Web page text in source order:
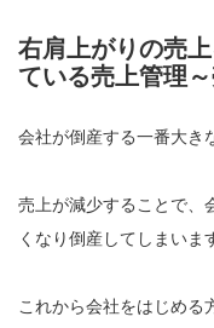
右肩上がりの売
ている売上管理
会社が倒産する一番大き
売上が減少することで、
くなり倒産してしまいま
これから会社をはじめる